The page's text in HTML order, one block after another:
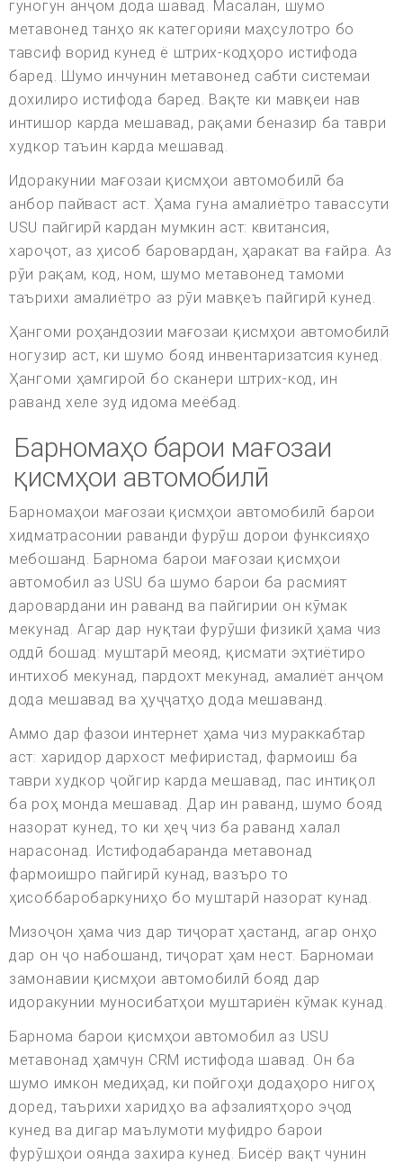
гуногун анҷом дода шавад. Масалан, шумо
метавонед танҳо як категорияи маҳсулотро бо
тавсиф ворид кунед ё штрих-кодҳоро истифода
баред. Шумо инчунин метавонед сабти системаи
дохилиро истифода баред. Вақте ки мавқеи нав
интишор карда мешавад, рақами беназир ба таври
худкор таъин карда мешавад.
Идоракунии мағозаи қисмҳои автомобилӣ ба
анбор пайваст аст. Ҳама гуна амалиётро тавассути
USU пайгирӣ кардан мумкин аст: квитансия,
хароҷот, аз ҳисоб баровардан, ҳаракат ва ғайра. Аз
рӯи рақам, код, ном, шумо метавонед тамоми
таърихи амалиётро аз рӯи мавқеъ пайгирӣ кунед.
Ҳангоми роҳандозии мағозаи қисмҳои автомобилӣ
ногузир аст, ки шумо бояд инвентаризатсия кунед.
Ҳангоми ҳамгироӣ бо сканери штрих-код, ин
раванд хеле зуд идома меёбад.
Барномаҳо барои мағозаи
қисмҳои автомобилӣ
Барномаҳои мағозаи қисмҳои автомобилӣ барои
хидматрасонии раванди фурӯш дорои функсияҳо
мебошанд. Барнома барои мағозаи қисмҳои
автомобил аз USU ба шумо барои ба расмият
даровардани ин раванд ва пайгирии он кӯмак
мекунад. Агар дар нуқтаи фурӯши физикӣ ҳама чиз
оддӣ бошад: муштарӣ меояд, қисмати эҳтиётиро
интихоб мекунад, пардохт мекунад, амалиёт анҷом
дода мешавад ва ҳуҷҷатҳо дода мешаванд.
Аммо дар фазои интернет ҳама чиз мураккабтар
аст: харидор дархост мефиристад, фармоиш ба
таври худкор ҷойгир карда мешавад, пас интиқол
ба роҳ монда мешавад. Дар ин раванд, шумо бояд
назорат кунед, то ки ҳеҷ чиз ба раванд халал
нарасонад. Истифодабаранда метавонад
фармоишро пайгирӣ кунад, вазъро то
ҳисоббаробаркуниҳо бо муштарӣ назорат кунад.
Мизоҷон ҳама чиз дар тиҷорат ҳастанд, агар онҳо
дар он ҷо набошанд, тиҷорат ҳам нест. Барномаи
замонавии қисмҳои автомобилӣ бояд дар
идоракунии муносибатҳои муштариён кӯмак кунад.
Барнома барои қисмҳои автомобил аз USU
метавонад ҳамчун CRM истифода шавад. Он ба
шумо имкон медиҳад, ки пойгоҳи додаҳоро нигоҳ
доред, таърихи харидҳо ва афзалиятҳоро эҷод
кунед ва дигар маълумоти муфидро барои
фурӯшҳои оянда захира кунед. Бисёр вақт чунин